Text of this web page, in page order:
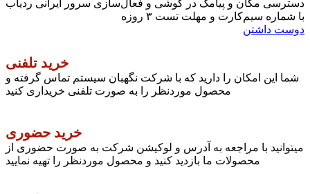
دسترسی مکان و پیامک در گوشی و فعال‌سازی سرور ایرانی ردیاب
با شماره سیم‌کارت و مهلت تست ۳ روزه
دوست داشتن
خرید تلفنی
شما این امکان را دارید که با شرکت نگهبان سیستم تماس گرفته و
محصول موردنظر را به صورت تلفنی خریداری کنید
خرید حضوری
میتوانید با مراجعه به آدرس و لوکیشن شرکت به صورت حضوری از
محصولات ما بازدید کنید و محصول موردنظر را تهیه نمایید